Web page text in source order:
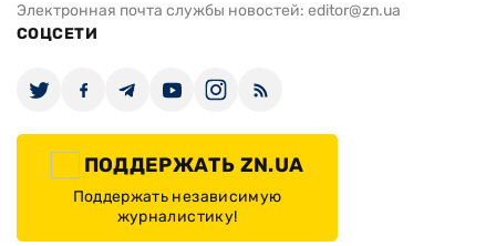
Электронная почта службы новостей: editor@zn.ua
СОЦСЕТИ
ПОДДЕРЖАТЬ ZN.UA
Поддержать независимую
журналистику!